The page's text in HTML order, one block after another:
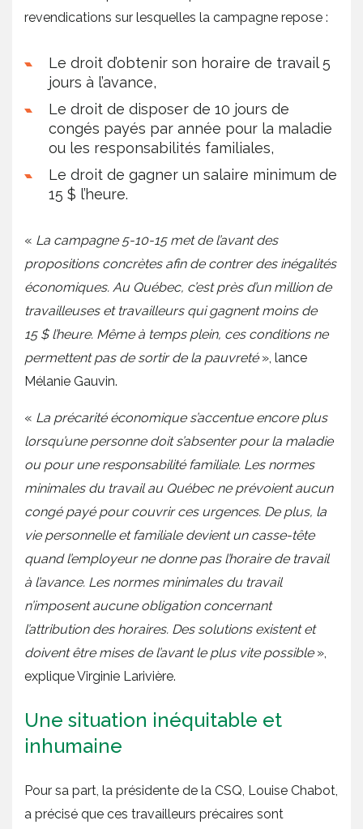
revendications sur lesquelles la campagne repose :
Le droit d’obtenir son horaire de travail 5
jours à l’avance,
Le droit de disposer de 10 jours de
congés payés par année pour la maladie
ou les responsabilités familiales,
Le droit de gagner un salaire minimum de
15 $ l’heure.
« La campagne 5-10-15 met de l’avant des
propositions concrètes afin de contrer des inégalités
économiques. Au Québec, c’est près d’un million de
travailleuses et travailleurs qui gagnent moins de
15 $ l’heure. Même à temps plein, ces conditions ne
permettent pas de sortir de la pauvreté», lance
Mélanie Gauvin.
« La précarité économique s’accentue encore plus
lorsqu’une personne doit s’absenter pour la maladie
ou pour une responsabilité familiale. Les normes
minimales du travail au Québec ne prévoient aucun
congé payé pour couvrir ces urgences. De plus, la
vie personnelle et familiale devient un casse-tête
quand l’employeur ne donne pas l’horaire de travail
à l’avance. Les normes minimales du travail
n’imposent aucune obligation concernant
l’attribution des horaires. Des solutions existent et
doivent être mises de l’avant le plus vite possible»,
explique Virginie Larivière.
Une situation inéquitable et
inhumaine
Pour sa part, la présidente de la CSQ, Louise Chabot,
a précisé que ces travailleurs précaires sont